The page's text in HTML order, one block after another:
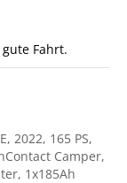
Fahrt.
2022, 165 PS,
Camper,
1x185Ah